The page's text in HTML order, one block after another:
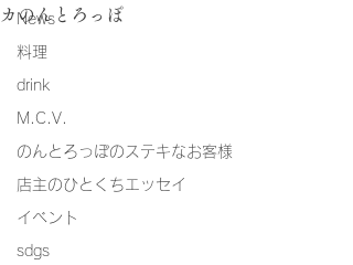
News
料理
drink
M.C.V.
のんとろっぽのステキなお客様
店主のひとくちエッセイ
イベント
sdgs
カのんとろっぽ